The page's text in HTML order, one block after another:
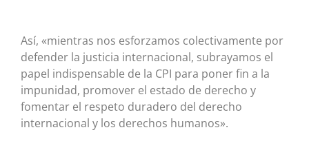
Así, «mientras nos esforzamos colectivamente por
defender la justicia internacional, subrayamos el
papel indispensable de la CPI para poner fin a la
impunidad, promover el estado de derecho y
fomentar el respeto duradero del derecho
internacional y los derechos humanos».